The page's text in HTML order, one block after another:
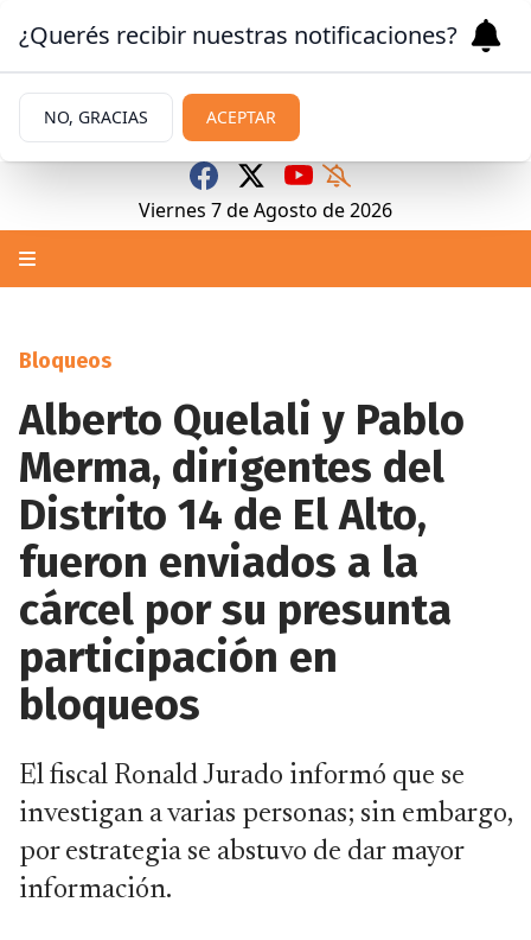
Viernes 7deAgosto de 2026
Bloqueos
Alberto Quelali y Pablo
Merma, dirigentes del
Distrito 14 de El Alto,
fueron enviados a la
cárcel por su presunta
participación en
bloqueos
El fiscal Ronald Jurado informó que se
investigan a varias personas; sin embargo,
por estrategia se abstuvo de dar mayor
información.
¿Querés recibir nuestras notificaciones?
NO, GRACIAS ACEPTAR